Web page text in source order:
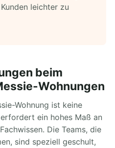
leichter zu
beim
Wohnungen
Wohnung ist keine
ein hohes Maß an
Die Teams, die
sind speziell geschult,